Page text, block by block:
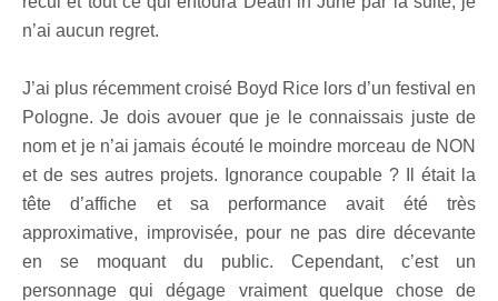
n’ai aucun regret.
J’ai plus récemment croisé Boyd Rice lors d’un festival en
Pologne. Je dois avouer que je le connaissais juste de
nom et je n’ai jamais écouté le moindre morceau de NON
et de ses autres projets. Ignorance coupable ? Il était la
tête d’affiche et sa performance avait été très
approximative, improvisée, pour ne pas dire décevante
en se moquant du public. Cependant, c’est un
personnage qui dégage vraiment quelque chose de